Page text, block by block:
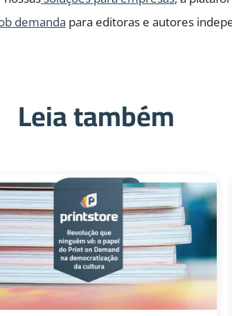
demanda para editoras e autores
Leia também